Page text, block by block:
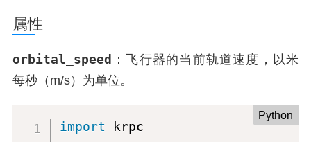
属性
orbital_speed
：飞行器的当前轨道速度，以米
每秒（m/s）为单位。
Python
import krpc